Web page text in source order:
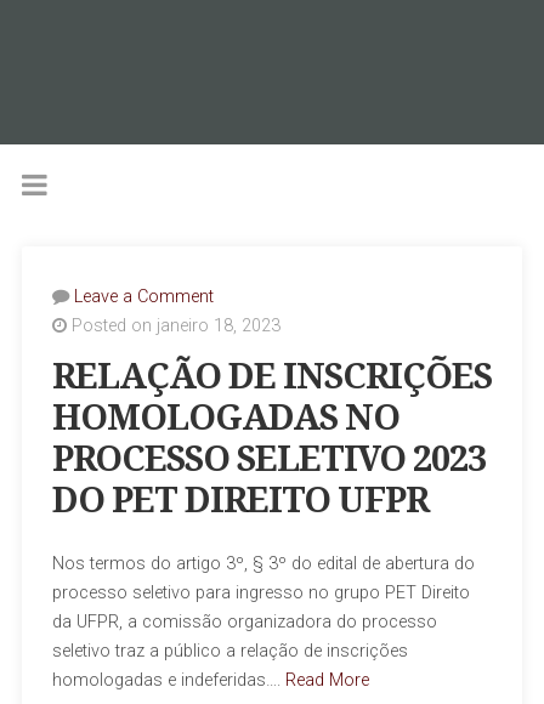
Leave a Comment
Posted on janeiro 18, 2023
RELAÇÃO DE INSCRIÇÕES
HOMOLOGADAS NO
PROCESSO SELETIVO 2023
DO PET DIREITO UFPR
Nos termos do artigo 3º, § 3º do edital de abertura do
processo seletivo para ingresso no grupo PET Direito
da UFPR, a comissão organizadora do processo
seletivo traz a público a relação de inscrições
homologadas e indeferidas…. Read More